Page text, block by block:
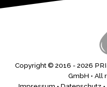
Copyright © 2016 - 2026
GmbH • All